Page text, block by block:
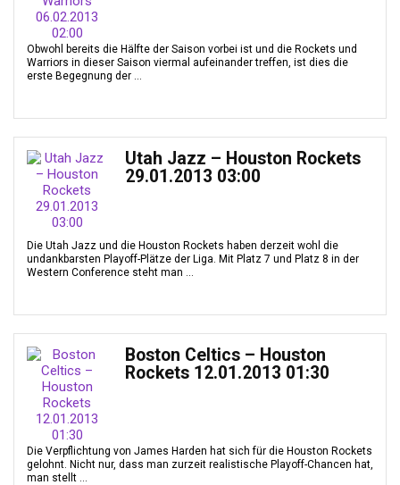
Obwohl bereits die Hälfte der Saison vorbei ist und die Rockets und
Warriors in dieser Saison viermal aufeinander treffen, ist dies die
erste Begegnung der ...
Utah Jazz – Houston Rockets
29.01.2013 03:00
Die Utah Jazz und die Houston Rockets haben derzeit wohl die
undankbarsten Playoff-Plätze der Liga. Mit Platz 7 und Platz 8 in der
Western Conference steht man ...
Boston Celtics – Houston
Rockets 12.01.2013 01:30
Die Verpflichtung von James Harden hat sich für die Houston Rockets
gelohnt. Nicht nur, dass man zurzeit realistische Playoff-Chancen hat,
man stellt ...